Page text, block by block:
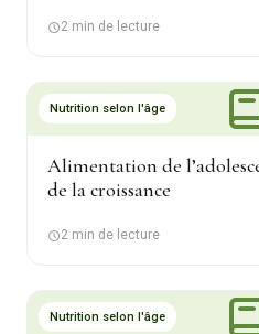
2 min de lecture
Nutrition selon l'âge
Alimentation de
de la croissance
2 min de lecture
Nutrition selon l'âge